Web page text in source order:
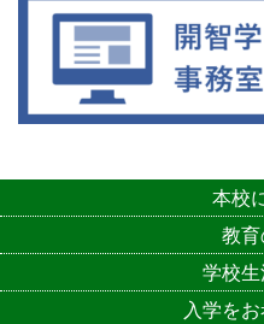
本校
教
学校
入学を